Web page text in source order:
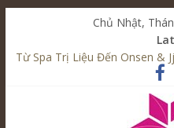
Chủ Nhật,
Từ Spa Trị Liệu Đến Onsen &
Kết Hợp Onsen & Jjim Jil
Cham Riverside Onsen & Jjim